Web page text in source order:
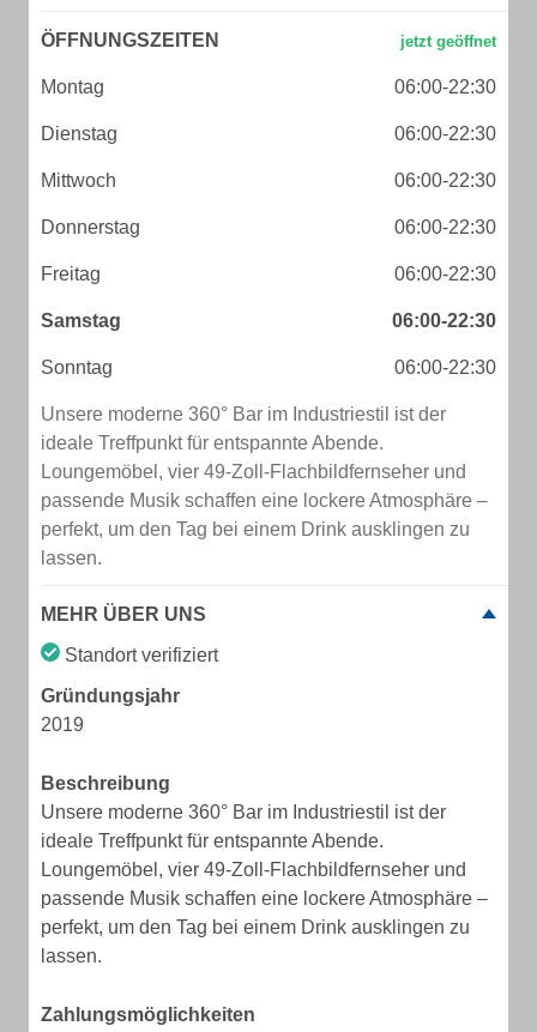
ÖFFNUNGSZEITEN
Montag 06:00-22:30
Dienstag 06:00-22:30
Mittwoch 06:00-22:30
Donnerstag 06:00-22:30
Freitag 06:00-22:30
Samstag 06:00-22:30
Sonntag 06:00-22:30
Unsere moderne 360° Bar im Industriestil ist der
ideale Treffpunkt für entspannte Abende.
Loungemöbel, vier 49-Zoll-Flachbildfernseher und
passende Musik schaffen eine lockere Atmosphäre –
perfekt, um den Tag bei einem Drink ausklingen zu
lassen.
MEHR ÜBER UNS
Standort verifiziert
Gründungsjahr
2019
Beschreibung
Unsere moderne 360° Bar im Industriestil ist der
ideale Treffpunkt für entspannte Abende.
Loungemöbel, vier 49-Zoll-Flachbildfernseher und
passende Musik schaffen eine lockere Atmosphäre –
perfekt, um den Tag bei einem Drink ausklingen zu
lassen.
Zahlungsmöglichkeiten